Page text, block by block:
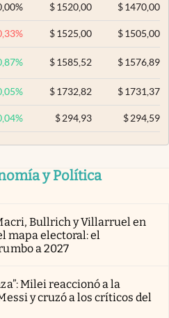
% $ 1520,00 $1470,00
% $ 1525,00 $1505,00
% $ 1585,52 $1576,89
% $ 1732,82 $1731,37
% $ 294,93 $294,59
y Política
Bullrich y Villarruel en
mapa electoral: el
a 2027
Milei reaccionó a la
y cruzó a los críticos del